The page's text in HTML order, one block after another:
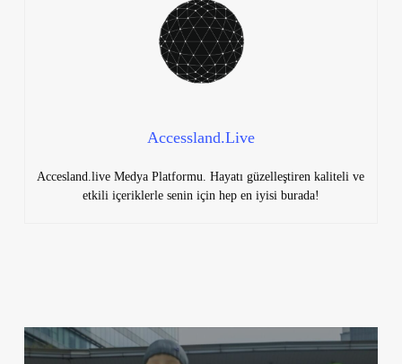
Accessland.Live
Accesland.live Medya Platformu. Hayatı güzelleştiren kaliteli ve
etkili içeriklerle senin için hep en iyisi burada!